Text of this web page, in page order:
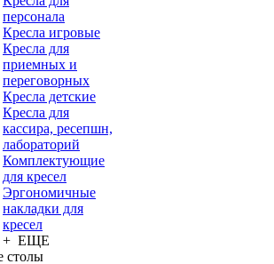
персонала
Кресла игровые
Кресла для
приемных и
переговорных
Кресла детские
Кресла для
кассира, ресепшн,
лабораторий
Комплектующие
для кресел
Эргономичные
накладки для
кресел
+ ЕЩЕ